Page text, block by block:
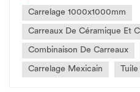
développement continu du
d’intérieur, l’indust...
Carrelage 1000x1000mm
Carreaux De Céramique Et
Combinaison De Carreaux
Carrelage Mexicain Tuile